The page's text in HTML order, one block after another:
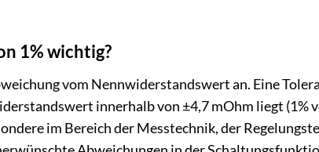
1% wichtig?
vom Nennwiderstandswert an. Eine
innerhalb von ±4,7 mOhm liegt (1%
im Bereich der Messtechnik, der